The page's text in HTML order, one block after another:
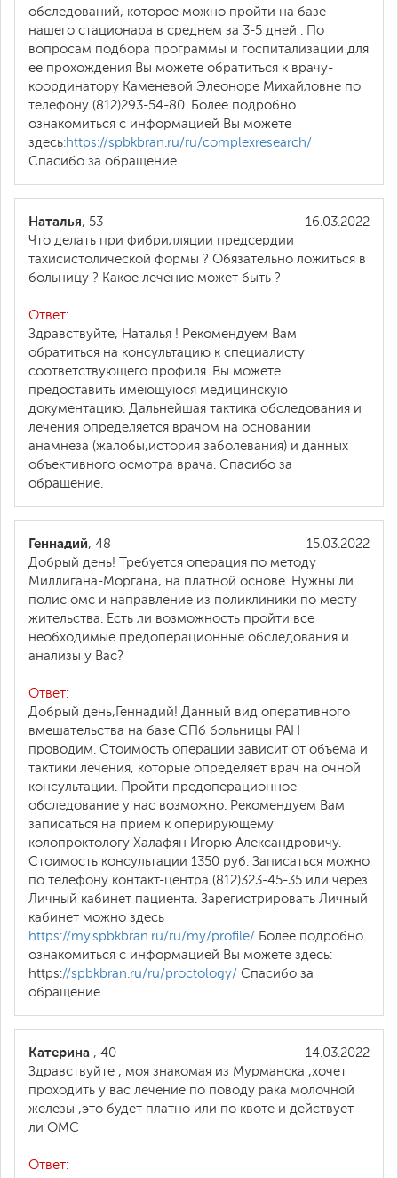
обследований, которое можно пройти на базе
нашего стационара в среднем за 3-5 дней . По
вопросам подбора программы и госпитализации для
ее прохождения Вы можете обратиться к врачу-
координатору Каменевой Элеоноре Михайловне по
телефону (812)293-54-80. Более подробно
ознакомиться с информацией Вы можете
здесь:https://spbkbran.ru/ru/complexresearch/
Спасибо за обращение.
16.03.2022
Наталья, 53
Что делать при фибрилляции предсердии
тахисистолической формы ? Обязательно ложиться в
больницу ? Какое лечение может быть ?
Ответ:
Здравствуйте, Наталья ! Рекомендуем Вам
обратиться на консультацию к специалисту
соответствующего профиля. Вы можете
предоставить имеющуюся медицинскую
документацию. Дальнейшая тактика обследования и
лечения определяется врачом на основании
анамнеза (жалобы,история заболевания) и данных
объективного осмотра врача. Спасибо за
обращение.
15.03.2022
Геннадий, 48
Добрый день! Требуется операция по методу
Миллигана-Моргана, на платной основе. Нужны ли
полис омс и направление из поликлиники по месту
жительства. Есть ли возможность пройти все
необходимые предоперационные обследования и
анализы у Вас?
Ответ:
Добрый день,Геннадий! Данный вид оперативного
вмешательства на базе СПб больницы РАН
проводим. Стоимость операции зависит от объема и
тактики лечения, которые определяет врач на очной
консультации. Пройти предоперационное
обследование у нас возможно. Рекомендуем Вам
записаться на прием к оперирующему
колопроктологу Халафян Игорю Александровичу.
Стоимость консультации 1350 руб. Записаться можно
по телефону контакт-центра (812)323-45-35 или через
Личный кабинет пациента. Зарегистрировать Личный
кабинет можно здесь
https://my.spbkbran.ru/ru/my/profile/ Более подробно
ознакомиться с информацией Вы можете здесь:
https://spbkbran.ru/ru/proctology/ Спасибо за
обращение.
14.03.2022
Катерина , 40
Здравствуйте , моя знакомая из Мурманска ,хочет
проходить у вас лечение по поводу рака молочной
железы ,это будет платно или по квоте и действует
ли ОМС
Ответ: